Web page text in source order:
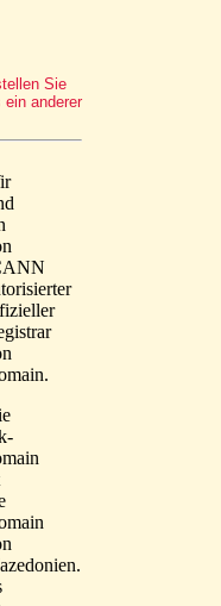
Sie
ein anderer